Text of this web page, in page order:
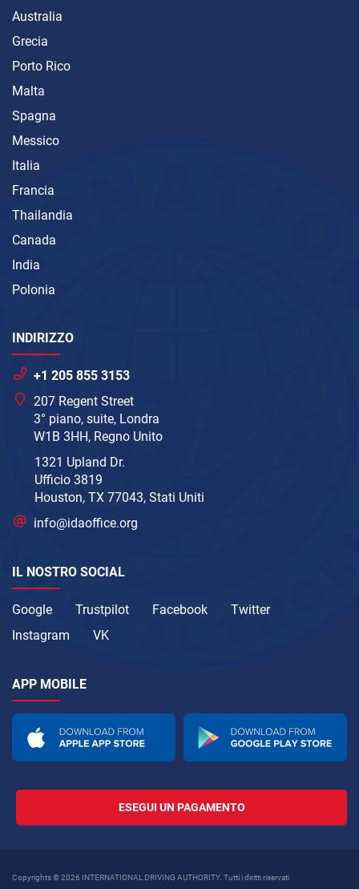
Australia
Grecia
Porto Rico
Malta
Spagna
Messico
Italia
Francia
Thailandia
Canada
India
Polonia
INDIRIZZO
+1 205 855 3153
207 Regent Street
3° piano, suite, Londra
W1B 3HH, Regno Unito
1321 Upland Dr.
Ufficio 3819
Houston, TX 77043, Stati Uniti
info@idaoffice.org
IL NOSTRO SOCIAL
Google Trustpilot Facebook
Twitter
Instagram
VK
APP MOBILE
ESEGUI UN PAGAMENTO
Copyrights © 2026 INTERNATIONAL DRIVING AUTHORITY. Tutti i diritti riservati